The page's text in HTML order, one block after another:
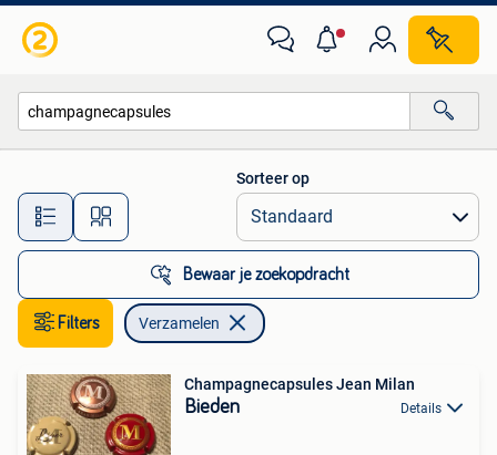
Alle afstanden…
Sorteer op
Bewaar je zoekopdracht
Filters Verzamelen
Champagnecapsules Jean Milan
Bieden Details